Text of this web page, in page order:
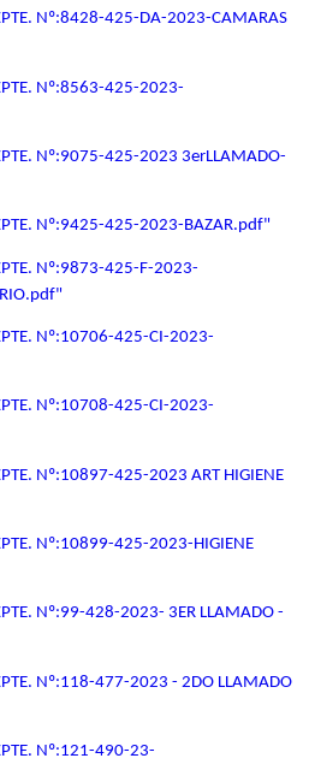
Nº:8428-425-DA-2023-CAMARAS
Nº:8563-425-2023-
Nº:9075-425-2023 3erLLAMADO-
Nº:9425-425-2023-BAZAR.pdf"
Nº:9873-425-F-2023-
Nº:10706-425-CI-2023-
Nº:10708-425-CI-2023-
Nº:10897-425-2023 ART HIGIENE
Nº:10899-425-2023-HIGIENE
Nº:99-428-2023- 3ER LLAMADO -
Nº:118-477-2023 - 2DO LLAMADO
Nº:121-490-23-